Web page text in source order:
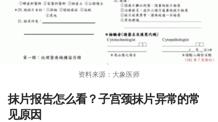
资料来源：大象医师
抹片报告怎么看？子宫颈抹片异常的常
见原因